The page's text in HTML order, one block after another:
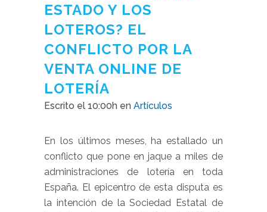
ESTADO Y LOS
LOTEROS? EL
CONFLICTO POR LA
VENTA ONLINE DE
LOTERÍA
Escrito el 10:00h en Artículos
En los últimos meses, ha estallado un
conflicto que pone en jaque a miles de
administraciones de lotería en toda
España. El epicentro de esta disputa es
la intención de la Sociedad Estatal de